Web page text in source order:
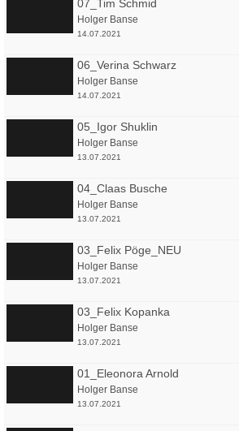
07_Tim Schmid
Holger Banse
14.07.2021
06_Verina Schwarz
Holger Banse
14.07.2021
05_Igor Shuklin
Holger Banse
13.07.2021
04_Claas Busche
Holger Banse
13.07.2021
03_Felix Pöge_NEU
Holger Banse
13.07.2021
03_Felix Kopanka
Holger Banse
13.07.2021
01_Eleonora Arnold
Holger Banse
13.07.2021